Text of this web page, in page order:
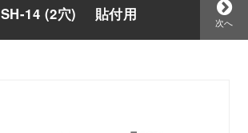
SH-14 (2穴) 貼付用 次へ